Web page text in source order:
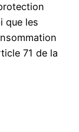
que les
71 de la